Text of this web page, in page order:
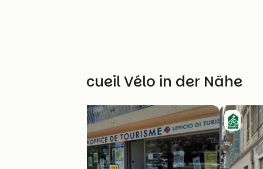
Weitere Accueil Vélo in der Nähe